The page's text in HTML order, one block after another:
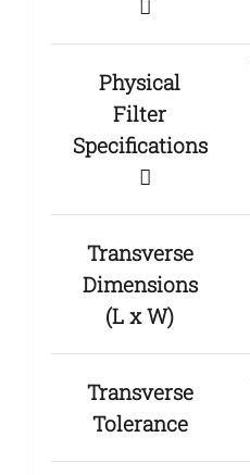
Physical
Filter
Specifications
Transverse
Dimensions
(L x W)
Transverse
Tolerance